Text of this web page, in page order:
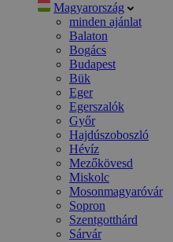
Magyarország
minden ajánlat
Balaton
Bogács
Budapest
Bük
Eger
Egerszalók
Győr
Hajdúszoboszló
Hévíz
Mezőkövesd
Miskolc
Mosonmagyaróvár
Sopron
Szentgotthárd
Sárvár